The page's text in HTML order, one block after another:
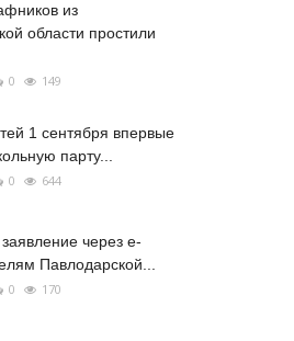
из
области простили
0 149
1 сентября впервые
парту...
0 644
через e-
Павлодарской...
0 170